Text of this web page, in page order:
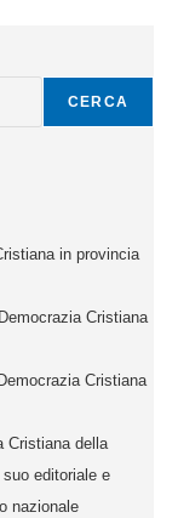
CERCA
in provincia
Cristiana
Cristiana
Cristiana della
editoriale e
nazionale